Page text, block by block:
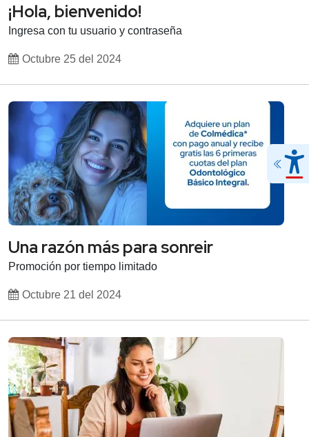
¡Hola, bienvenido!
Ingresa con tu usuario y contraseña
Octubre 25 del 2024
Una razón más para sonreir
Promoción por tiempo limitado
Octubre 21 del 2024